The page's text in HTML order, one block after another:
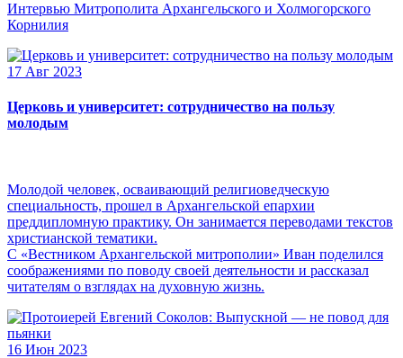
Интервью Митрополита Архангельского и Холмогорского
Корнилия
17 Авг 2023
Церковь и университет: сотрудничество на пользу
молодым
Молодой человек, осваивающий религиоведческую
специальность, прошел в Архангельской епархии
преддипломную практику. Он занимается переводами текстов
христианской тематики.
С «Вестником Архангельской митрополии» Иван поделился
соображениями по поводу своей деятельности и рассказал
читателям о взглядах на духовную жизнь.
16 Июн 2023